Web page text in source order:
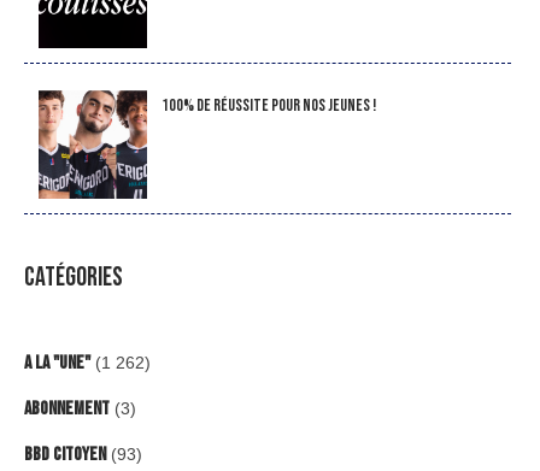
100% de réussite pour nos jeunes !
CATÉGORIES
A la "Une"(1 262)
Abonnement (3)
BBD Citoyen (93)